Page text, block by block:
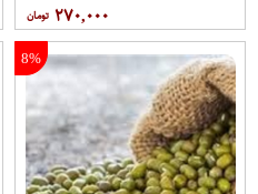
۲۷۰,۰۰۰
8%